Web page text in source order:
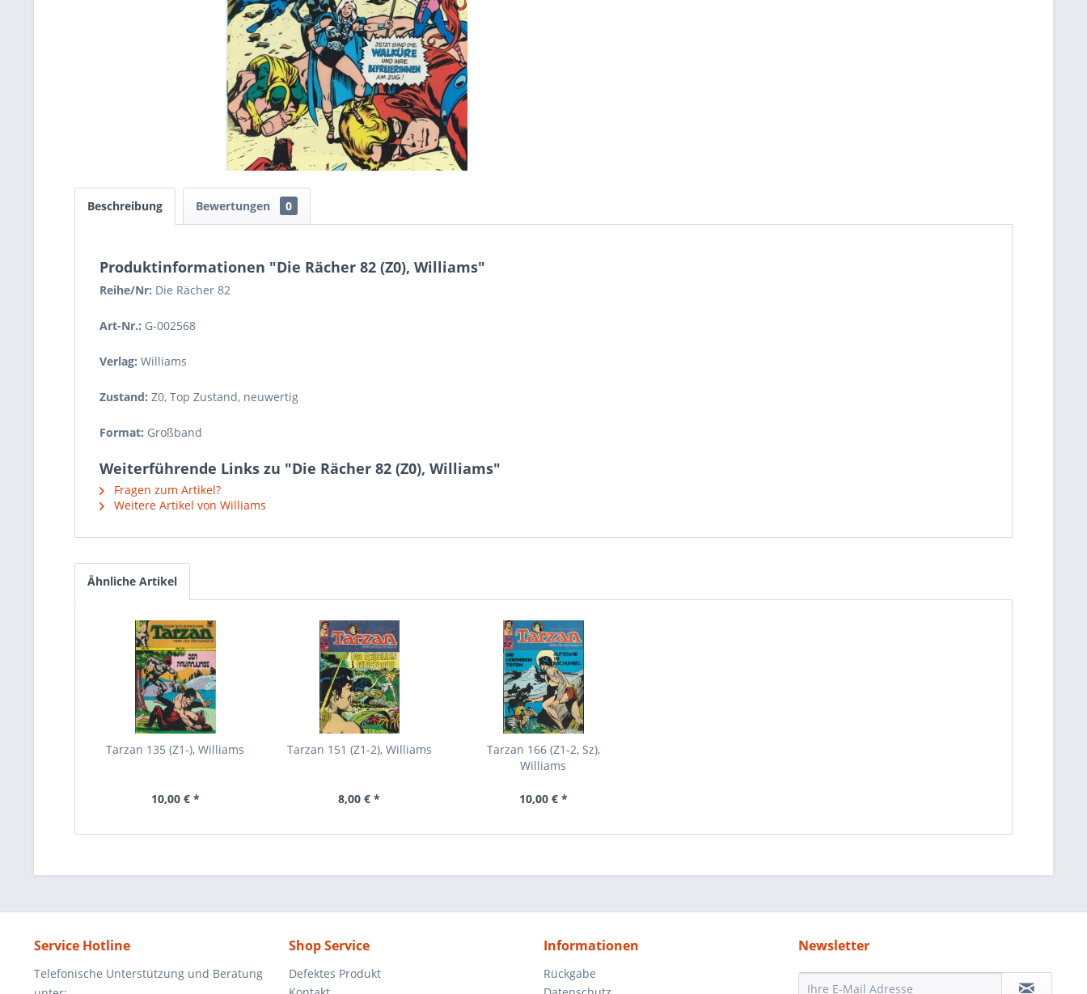
Beschreibung Bewertungen 0
Produktinformationen "Die Rächer 82 (Z0), Williams"
Reihe/Nr: Die Rächer 82
Art-Nr.: G-002568
Verlag: Williams
Zustand: Z0, Top Zustand, neuwertig
Format: Großband
Weiterführende Links zu "Die Rächer 82 (Z0), Williams"
Fragen zum Artikel?
Weitere Artikel von Williams
Ähnliche Artikel
Tarzan 135 (Z1-), Williams
10,00 € *
Tarzan 151 (Z1-2), Williams
8,00 € *
Tarzan 166 (Z1-2, Sz),
Williams
10,00 € *
Service Hotline
Telefonische Unterstützung und Beratung
Shop Service
Defektes Produkt
Informationen
Rückgabe
Newsletter